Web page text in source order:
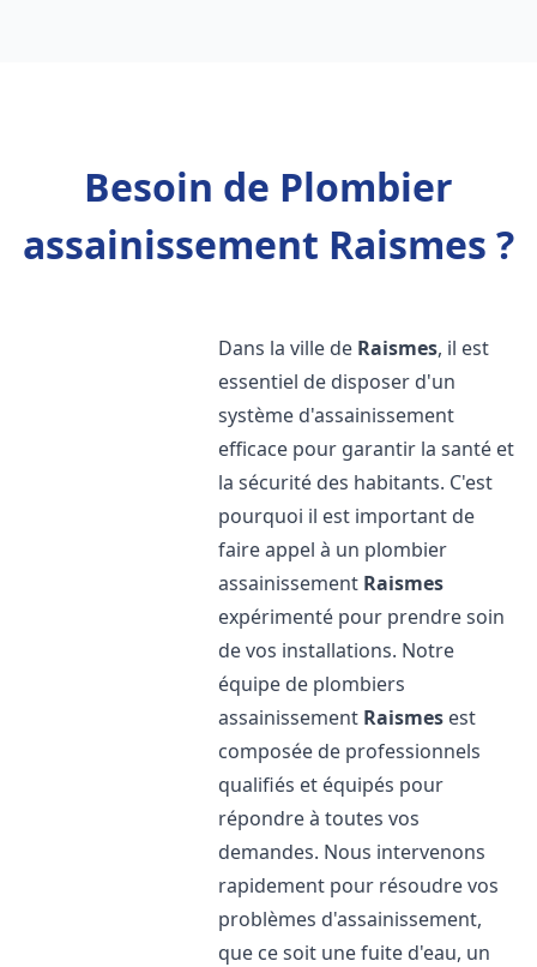
Besoin de Plombier
assainissement Raismes ?
Dans la ville de Raismes, il est
essentiel de disposer d'un
système d'assainissement
efficace pour garantir la santé et
la sécurité des habitants. C'est
pourquoi il est important de
faire appel à un plombier
assainissement Raismes
expérimenté pour prendre soin
de vos installations. Notre
équipe de plombiers
assainissement Raismes est
composée de professionnels
qualifiés et équipés pour
répondre à toutes vos
demandes. Nous intervenons
rapidement pour résoudre vos
problèmes d'assainissement,
que ce soit une fuite d'eau, un